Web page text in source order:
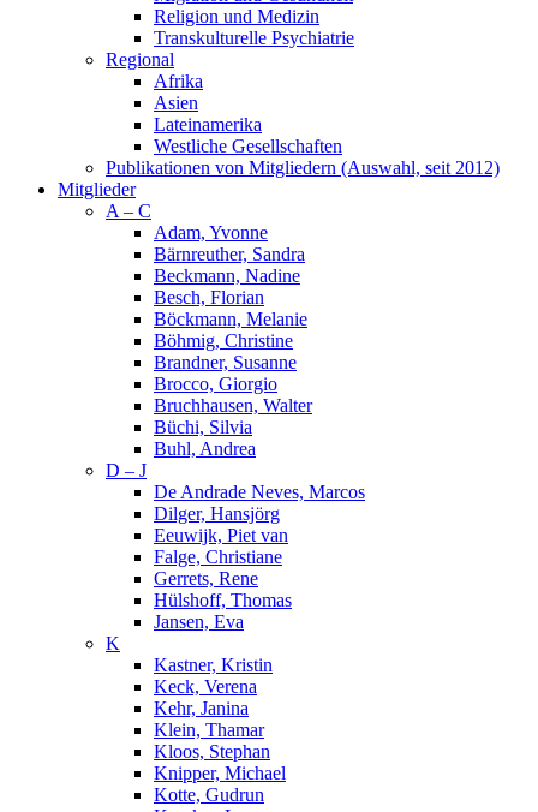
Religion und Medizin
Transkulturelle Psychiatrie
Regional
Afrika
Asien
Lateinamerika
Westliche Gesellschaften
Publikationen von Mitgliedern (Auswahl, seit 2012)
Mitglieder
A – C
Adam, Yvonne
Bärnreuther, Sandra
Beckmann, Nadine
Besch, Florian
Böckmann, Melanie
Böhmig, Christine
Brandner, Susanne
Brocco, Giorgio
Bruchhausen, Walter
Büchi, Silvia
Buhl, Andrea
D – J
De Andrade Neves, Marcos
Dilger, Hansjörg
Eeuwijk, Piet van
Falge, Christiane
Gerrets, Rene
Hülshoff, Thomas
Jansen, Eva
K
Kastner, Kristin
Keck, Verena
Kehr, Janina
Klein, Thamar
Kloos, Stephan
Knipper, Michael
Kotte, Gudrun